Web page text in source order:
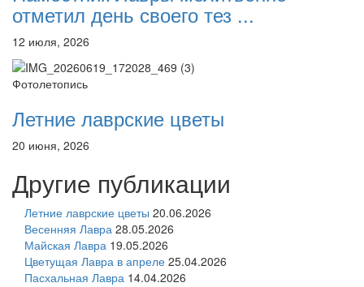
отметил день своего тез ...
12 июля, 2026
Фотолетопись
Летние лаврские цветы
20 июня, 2026
Другие публикации
Летние лаврские цветы 20.06.2026
Весенняя Лавра 28.05.2026
Майская Лавра 19.05.2026
Цветущая Лавра в апреле 25.04.2026
Пасхальная Лавра 14.04.2026